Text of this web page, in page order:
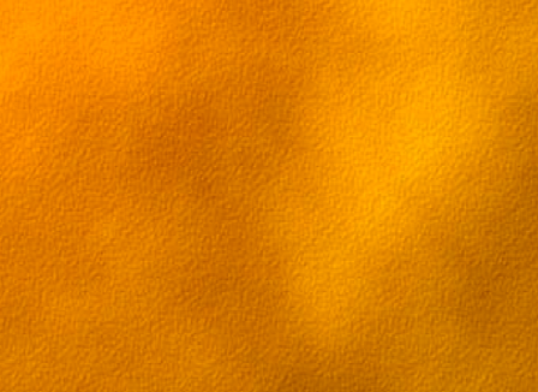
Серия 52[RUS] [ru трафик]
Серия 53[RUS] [ru трафик]
Серия 54[RUS] [ru трафик]
Серия 55[RUS] [ru трафик]
Серия 56[RUS] [ru трафик]
Серия 57[RUS] [ru трафик]